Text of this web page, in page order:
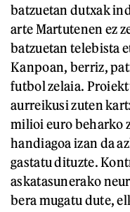
batzuetan dutxak
arte Martutenen ez
batzuetan telebista
Kanpoan, berriz,
futbol zelaia.
aurreikusi zuten
milioi euro beharko
handiagoa izan da
gastatu dituzte.
askatasunerako
bera mugatu dute,